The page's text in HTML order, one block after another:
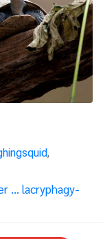
,
... lacryphagy-